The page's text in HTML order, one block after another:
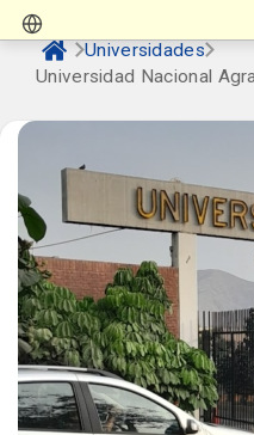
Universidades
Universidad Nacional